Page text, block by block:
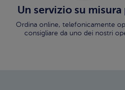
Un servizio su misura
Ordina online, telefonicamente
consigliare da uno dei nostri